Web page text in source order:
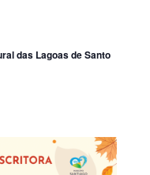
das Lagoas de Santo